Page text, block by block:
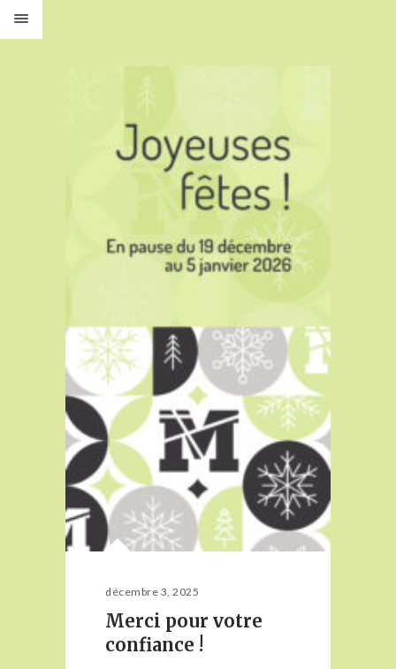
PORTFOLIO
SERVICES
MELANIE@MELANIENADEAU.COM
819 554 8978
décembre 3, 2025
Merci pour votre
confiance !